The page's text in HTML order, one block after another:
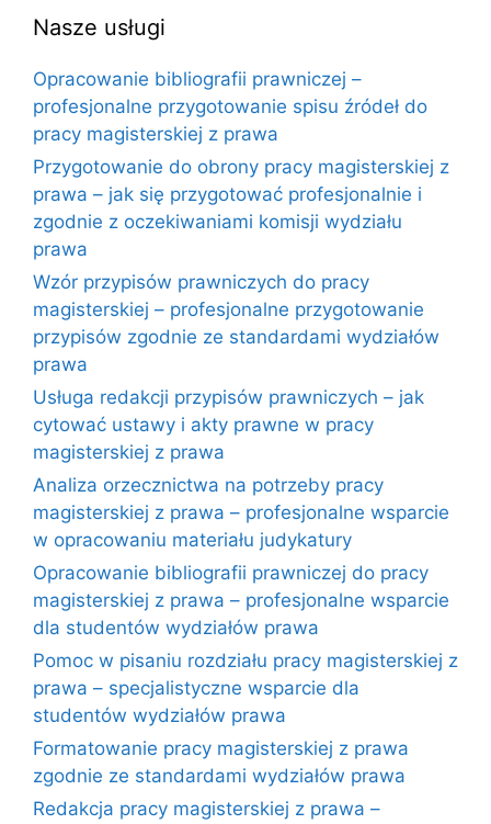
Nasze usługi
Opracowanie bibliografii prawniczej –
profesjonalne przygotowanie spisu źródeł do
pracy magisterskiej z prawa
Przygotowanie do obrony pracy magisterskiej z
prawa – jak się przygotować profesjonalnie i
zgodnie z oczekiwaniami komisji wydziału
prawa
Wzór przypisów prawniczych do pracy
magisterskiej – profesjonalne przygotowanie
przypisów zgodnie ze standardami wydziałów
prawa
Usługa redakcji przypisów prawniczych – jak
cytować ustawy i akty prawne w pracy
magisterskiej z prawa
Analiza orzecznictwa na potrzeby pracy
magisterskiej z prawa – profesjonalne wsparcie
w opracowaniu materiału judykatury
Opracowanie bibliografii prawniczej do pracy
magisterskiej z prawa – profesjonalne wsparcie
dla studentów wydziałów prawa
Pomoc w pisaniu rozdziału pracy magisterskiej z
prawa – specjalistyczne wsparcie dla
studentów wydziałów prawa
Formatowanie pracy magisterskiej z prawa
zgodnie ze standardami wydziałów prawa
Redakcja pracy magisterskiej z prawa –